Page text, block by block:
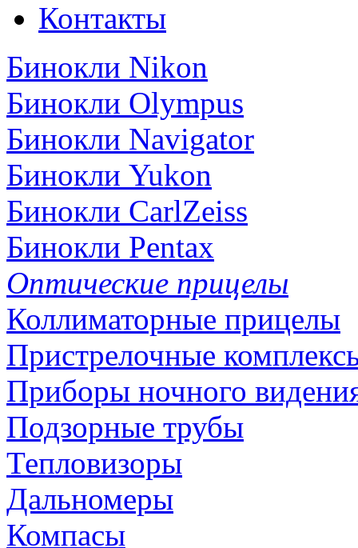
Контакты
Бинокли Nikon
Бинокли Olympus
Бинокли Navigator
Бинокли Yukon
Бинокли CarlZeiss
Бинокли Pentax
Оптические прицелы
Коллиматорные прицелы
Пристрелочные
Приборы ночного
Подзорные трубы
Тепловизоры
Дальномеры
Компасы